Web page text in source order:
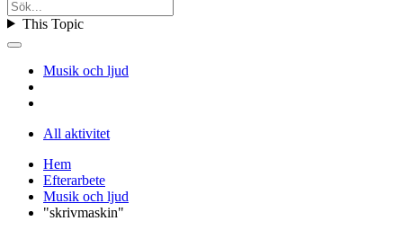
This Topic
Musik och ljud
All aktivitet
Hem
Efterarbete
Musik och ljud
"skrivmaskin"